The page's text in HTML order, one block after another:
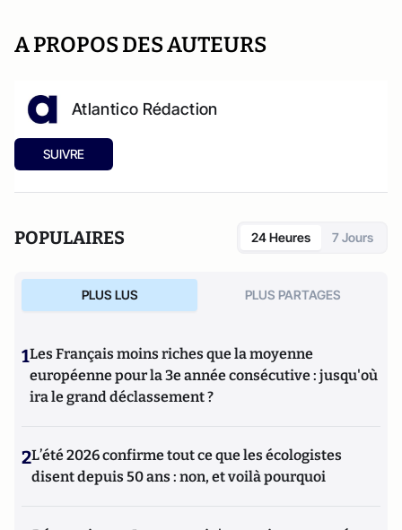
A PROPOS DES AUTEURS
Atlantico Rédaction
SUIVRE
POPULAIRES 24 Heures 7 Jours
PLUS LUS PLUS PARTAGES
1Les Français moins riches que la moyenne
européenne pour la 3e année consécutive : jusqu'où
ira le grand déclassement ?
2L’été 2026 confirme tout ce que les écologistes
disent depuis 50 ans : non, et voilà pourquoi